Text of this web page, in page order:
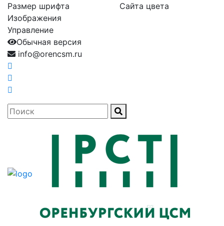
Размер шрифта
Сайта цвета
Изображения
Управление
Обычная версия
info@orencsm.ru